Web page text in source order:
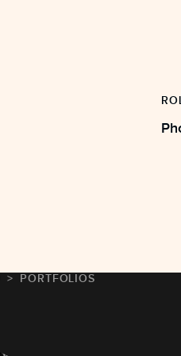
PORTFOLIOS